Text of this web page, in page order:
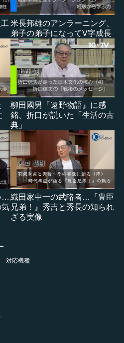
米長邦雄のアンラーニング、
弟子の弟子になってV字成長
柳田國男『遠野物語』に感
銘、折口が説いた「生活の古
典」
…
気
織田家中一の武略者…『豊臣
兄弟！』秀吉と秀長の知られ
ざる実像
対応機種